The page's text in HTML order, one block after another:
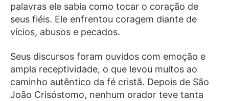
palavras ele sabia como tocar o coração de
seus fiéis. Ele enfrentou coragem diante de
vícios, abusos e pecados.
Seus discursos foram ouvidos com emoção e
ampla receptividade, o que levou muitos ao
caminho autêntico da fé cristã. Depois de São
João Crisóstomo, nenhum orador teve tanta